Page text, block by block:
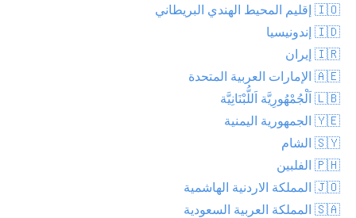
🇮🇴 إقليم المحيط الهندي البريطاني
🇮🇩 إندونيسيا
🇮🇷 إيران
🇦🇪 الإمارات العربية المتحدة
🇱🇧 اَلْجُمْهُورِيَّة اَللُّبْنَانِيَّة
🇾🇪 الجمهورية اليمنية
🇸🇾 الشام
🇵🇭 الفلبين
🇯🇴 المملكة الاردنية الهاشمية
🇸🇦 المملكة العربية السعودية